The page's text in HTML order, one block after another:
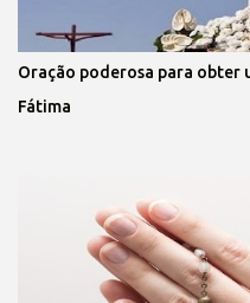
Oração poderosa para obter
Fátima